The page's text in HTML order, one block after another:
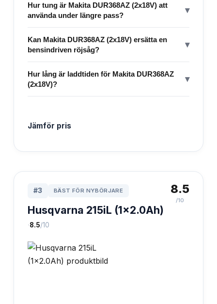
Hur tung är Makita DUR368AZ (2x18V) att
använda under längre pass?
▾
Kan Makita DUR368AZ (2x18V) ersätta en
bensindriven röjsåg?
▾
Hur lång är laddtiden för Makita DUR368AZ
(2x18V)?
▾
Jämför pris
#3 BÄST FÖR NYBÖRJARE
Husqvarna 215iL (1x2.0Ah)
·8.5/10
8.5
/10